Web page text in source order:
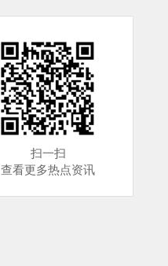
扫一扫
查看更多热点资讯